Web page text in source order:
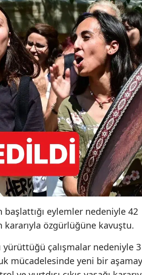
eylemler nedeniyle 42
özgürlüğüne kavuştu.
yürüttüğü çalışmalar nedeniyle
mücadelesinde yeni bir